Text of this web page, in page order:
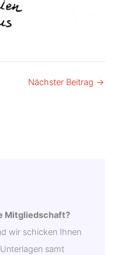
Nächster Beitrag →
Mitgliedschaft?
wir schicken Ihnen
samt